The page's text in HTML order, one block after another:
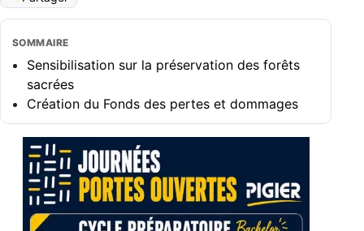
SOMMAIRE
Sensibilisation sur la préservation des forêts
sacrées
Création du Fonds des pertes et dommages